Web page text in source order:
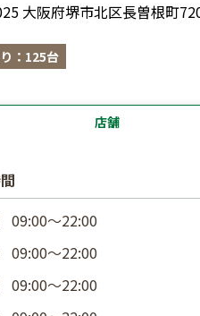
大阪府堺市北区長曽根町
：125台
店舗
09:00〜22:00
09:00〜22:00
09:00〜22:00